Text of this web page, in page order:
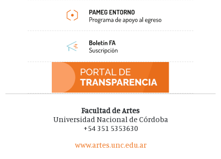
Facultad de Artes
Universidad Nacional de Córdoba
+54 351 5353630
www.artes.unc.edu.ar